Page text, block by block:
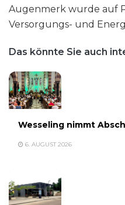
Augenmerk wurde auf
Versorgungs- und
Das könnte Sie auch
Wesseling nimmt
6. AUGUST 2026